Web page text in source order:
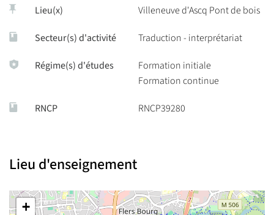
remplissent les critères de participation au réseau européen
la Commission Européenne à Bruxelles.
L’objectif principal de ce réseau est de définir les compétences
que devrait posséder tout bon traducteur professionnel.
http://ec.europa.eu/dgs/translation/programmes/emt/
Lieu(x) Villeneuve d'Ascq Pont de bois
Secteur(s) d'activité Traduction - interprétariat
Régime(s) d'études
Formation initiale
Formation continue
RNCP RNCP39280
Lieu d'enseignement
+